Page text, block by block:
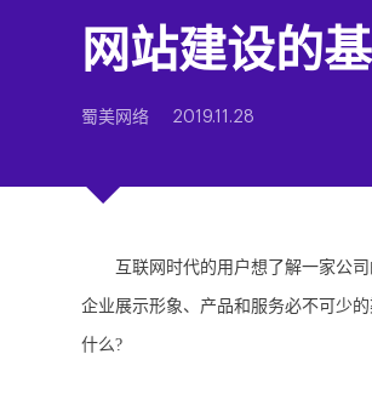
网站建设的
蜀美网络 2019.11.28
互联网时代的用户想了解一家公司
企业展示形象、产品和服务必不可少
什么?